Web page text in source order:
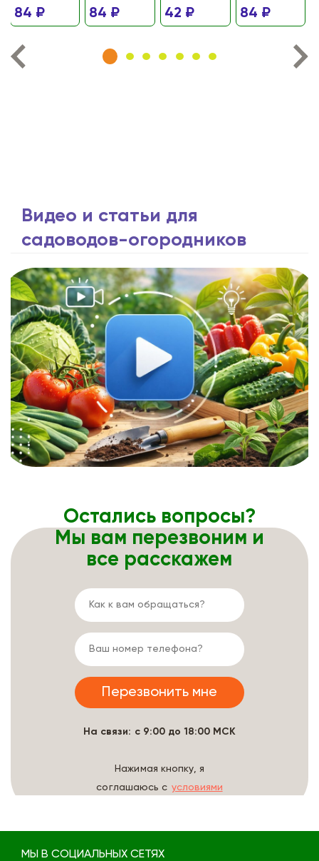
84 ₽ 84 ₽ 42 ₽ 84 ₽
Видео и статьи для
садоводов-огородников
Остались вопросы?
Мы вам перезвоним и
все расскажем
На связи: с 9:00 до 18:00 МСК
Нажимая кнопку, я
соглашаюсь с условиями
МЫ В СОЦИАЛЬНЫХ СЕТЯХ